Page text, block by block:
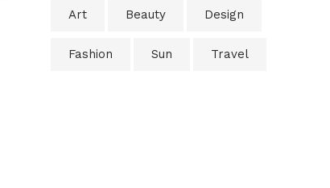
Art Beauty Design
Fashion Sun Travel